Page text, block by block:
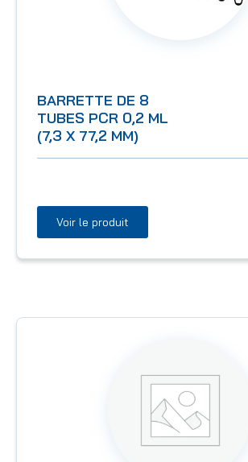
BARRETTE DE 8
TUBES PCR 0,2 ML
(7,3 X 77,2 MM)
Voir le produit